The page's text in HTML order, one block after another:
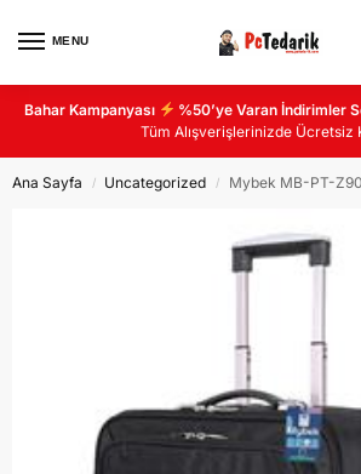
MENU
Bahar Kampanyası %50’ye Varan İndirimler
Tüm Alışverişlerinizde Ücretsiz
Ana Sayfa / Uncategorized / Mybek MB-PT-Z900 Pilot